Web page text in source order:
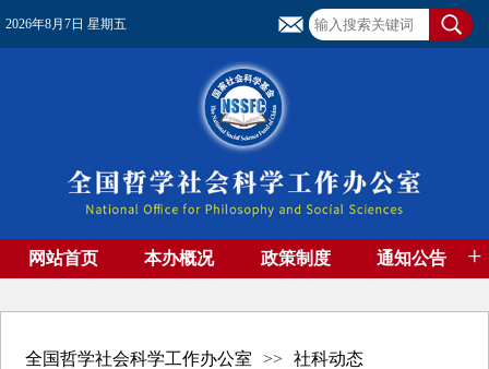
2026年8月7日 星期五
网站首页 本办概况 政策制度 通知公告 +
全国哲学社会科学工作办公室 >> 社科动态